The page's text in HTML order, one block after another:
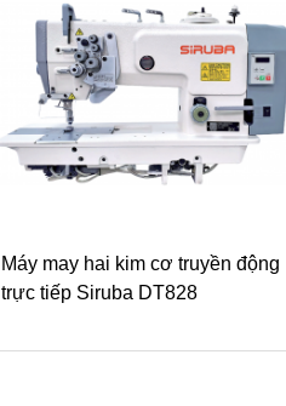
Máy may hai kim cơ truyền động
trực tiếp Siruba DT828